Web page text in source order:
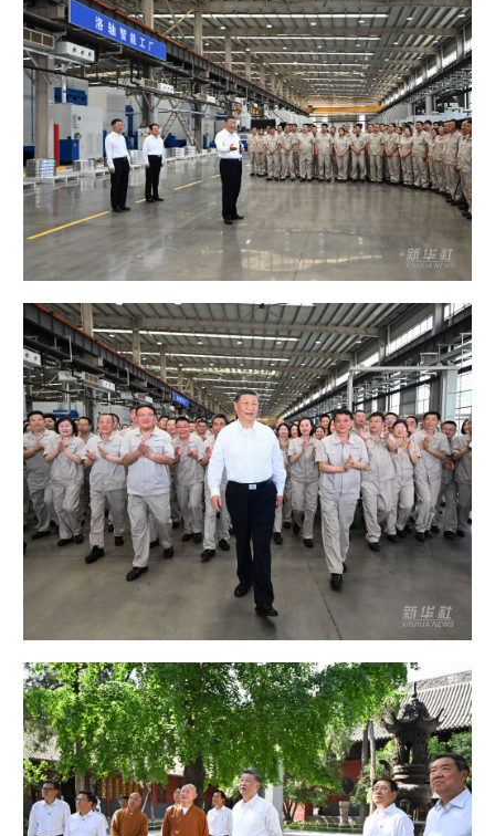
陕西 甘肃 青海 宁夏
新疆 内蒙古 黑龙江
多语种频道
English Español Français عربى
Русский язык 日本語
Deutsch Português